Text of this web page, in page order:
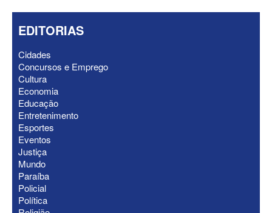
ELEIÇÕES 2026 - Senado: Novo
anuncia Zé Carneiro e Pastor Jader
Medeiros na suplência de Major Fábio
EDITORIAS
Cidades
Concursos e Emprego
Cultura
Economia
Educação
Entretenimento
Esportes
Eventos
Justiça
Mundo
Paraíba
Policial
Política